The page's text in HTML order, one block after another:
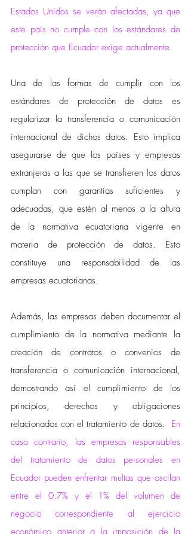
Estados Unidos se verán afectadas, ya que
este país no cumple con los estándares de
protección que Ecuador exige actualmente.
Una de las formas de cumplir con los
estándares de protección de datos es
regularizar la transferencia o comunicación
internacional de dichos datos. Esto implica
asegurarse de que los países y empresas
extranjeras a las que se transfieren los datos
cumplan con garantías suficientes y
adecuadas, que estén al menos a la altura
de la normativa ecuatoriana vigente en
materia de protección de datos. Esto
constituye una responsabilidad de las
empresas ecuatorianas.
Además, las empresas deben documentar el
cumplimiento de la normativa mediante la
creación de contratos o convenios de
transferencia o comunicación internacional,
demostrando así el cumplimiento de los
principios, derechos y obligaciones
relacionados con el tratamiento de datos. En
caso contrario, las empresas responsables
del tratamiento de datos personales en
Ecuador pueden enfrentar multas que oscilan
entre el 0.7% y el 1% del volumen de
negocio correspondiente al ejercicio
económico anterior a la imposición de la